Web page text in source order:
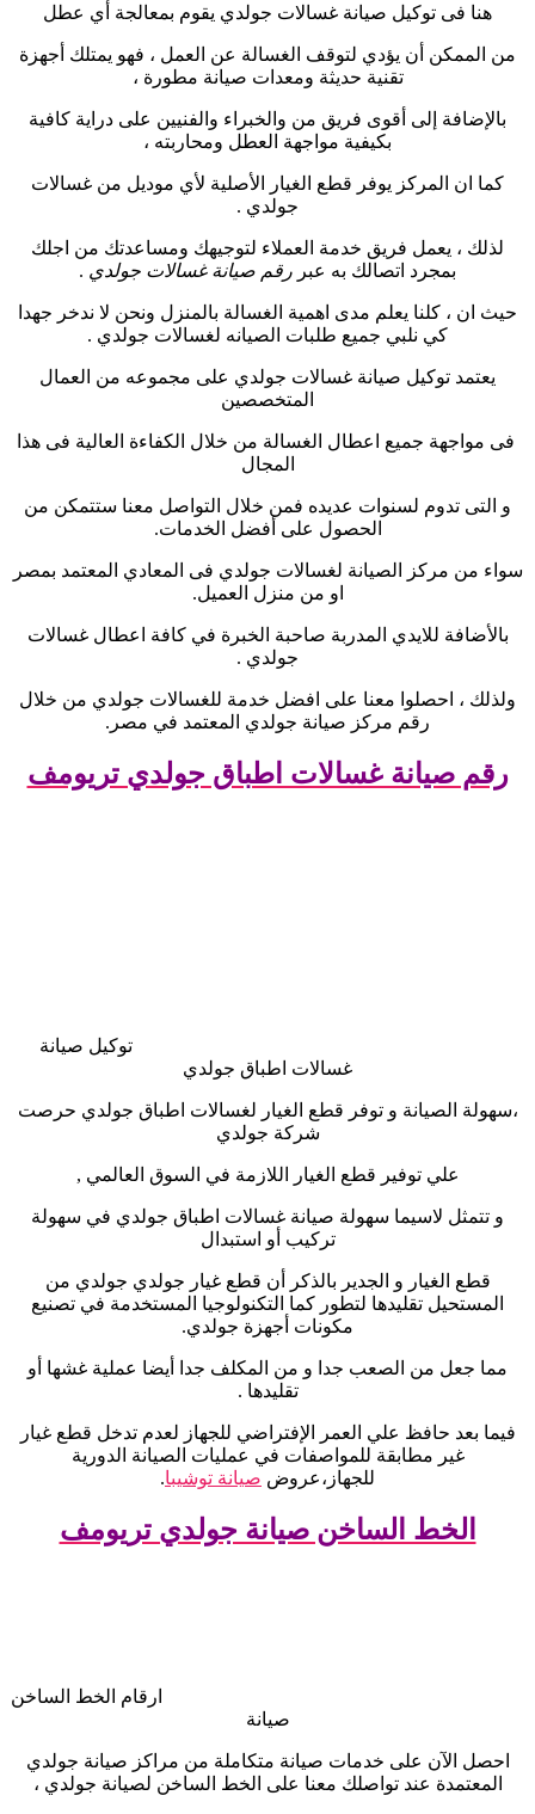
هنا فى توكيل صيانة غسالات جولدي يقوم بمعالجة أي عطل
من الممكن أن يؤدي لتوقف الغسالة عن العمل ، فهو يمتلك أجهزة
تقنية حديثة ومعدات صيانة مطورة ،
بالإضافة إلى أقوى فريق من والخبراء والفنيين على دراية كافية
بكيفية مواجهة العطل ومحاربته ،
كما ان المركز يوفر قطع الغيار الأصلية لأي موديل من غسالات
جولدي .
لذلك ، يعمل فريق خدمة العملاء لتوجيهك ومساعدتك من اجلك
بمجرد اتصالك به عبر رقم صيانة غسالات جولدي .
حيث ان ، كلنا يعلم مدى اهمية الغسالة بالمنزل ونحن لا ندخر جهدا
كي نلبي جميع طلبات الصيانه لغسالات جولدي .
يعتمد توكيل صيانة غسالات جولدي على مجموعه من العمال
المتخصصين
فى مواجهة جميع اعطال الغسالة من خلال الكفاءة العالية فى هذا
المجال
و التى تدوم لسنوات عديده فمن خلال التواصل معنا ستتمكن من
الحصول على أفضل الخدمات.
سواء من مركز الصيانة لغسالات جولدي فى المعادي المعتمد بمصر
او من منزل العميل.
بالأضافة للايدي المدربة صاحبة الخبرة في كافة اعطال غسالات
جولدي .
ولذلك ، احصلوا معنا على افضل خدمة للغسالات جولدي من خلال
رقم مركز صيانة جولدي المعتمد في مصر .
رقم صيانة غسالات اطباق جولدي تريومف
توكيل صيانة
غسالات اطباق جولدي
،سهولة الصيانة و توفر قطع الغيار لغسالات اطباق جولدي حرصت
شركة جولدي
علي توفير قطع الغيار اللازمة في السوق العالمي ,
و تتمثل لاسيما سهولة صيانة غسالات اطباق جولدي في سهولة
تركيب أو استبدال
قطع الغيار و الجدير بالذكر أن قطع غيار جولدي جولدي من
المستحيل تقليدها لتطور كما التكنولوجيا المستخدمة في تصنيع
مكونات أجهزة جولدي.
مما جعل من الصعب جدا و من المكلف جدا أيضا عملية غشها أو
تقليدها .
فيما بعد حافظ علي العمر الإفتراضي للجهاز لعدم تدخل قطع غيار
غير مطابقة للمواصفات في عمليات الصيانة الدورية
للجهاز،عروض صيانة توشيبا.
الخط الساخن صيانة جولدي تريومف
ارقام الخط الساخن
صيانة
احصل الآن على خدمات صيانة متكاملة من مراكز صيانة جولدي
المعتمدة عند تواصلك معنا على الخط الساخن لصيانة جولدي ،